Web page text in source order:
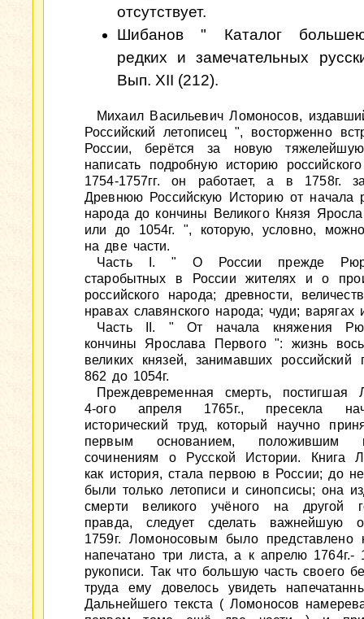
отсутствует.
Шибанов " Каталог
редких и замечательных
Вып. XII (212).
Михаил Васильевич Ломоносов,
Российский летописец ", восторженно
России, берётся за новую
написать подробную историю
1754-1757гг. он работает, а в 1758г.
Древнюю Российскую Историю от начала
народа до кончины Великого Князя
или до 1054г. ", которую, условно, можно
на две части.
Часть I. " О России прежде
старобытных в России жителях и о
российского народа; древности,
нравах славянского народа; чуди; варягах
Часть II. " От начала княжения
кончины Ярослава Первого ": жизнь
великих князей, занимавших российский
862 до 1054г.
Преждевременная смерть, постигшая
4-ого апреля 1765г., пресекла
исторический труд, который научно
первым основанием, положившим
сочинениям о Русской Истории. Книга
как история, стала первою в России; до
были только летописи и синопсисы; она
смерти великого учёного на другой
правда, следует сделать важнейшую
1759г. Ломоносовым было представлено
напечатано три листа, а к апрелю 1764г.-
рукописи. Так что большую часть своего
труда ему довелось увидеть
Дальнейшего текста ( Ломоносов